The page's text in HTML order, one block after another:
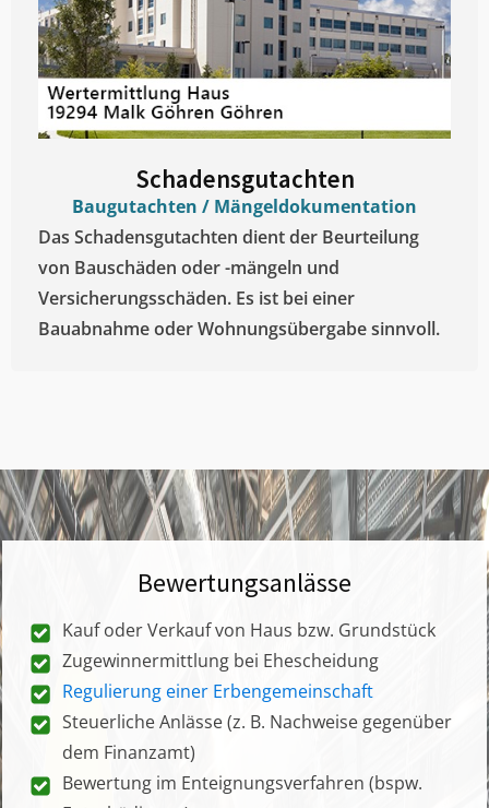
Schadensgutachten
Baugutachten / Mängeldokumentation
Das Schadensgutachten dient der Beurteilung
von Bauschäden oder -mängeln und
Versicherungsschäden. Es ist bei einer
Bauabnahme oder Wohnungsübergabe sinnvoll.
Bewertungsanlässe
Kauf oder Verkauf von Haus bzw. Grundstück
Zugewinnermittlung bei Ehescheidung
Regulierung einer Erbengemeinschaft
Steuerliche Anlässe (z. B. Nachweise gegenüber
dem Finanzamt)
Bewertung im Enteignungsverfahren (bspw.